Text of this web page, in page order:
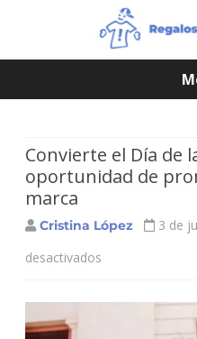
Convierte el Día de
oportunidad de
marca
Cristina López 3 de
desactivados